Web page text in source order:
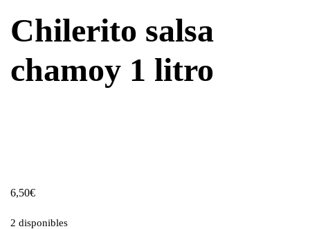
Chilerito salsa
chamoy 1 litro
6,50€
2 disponibles